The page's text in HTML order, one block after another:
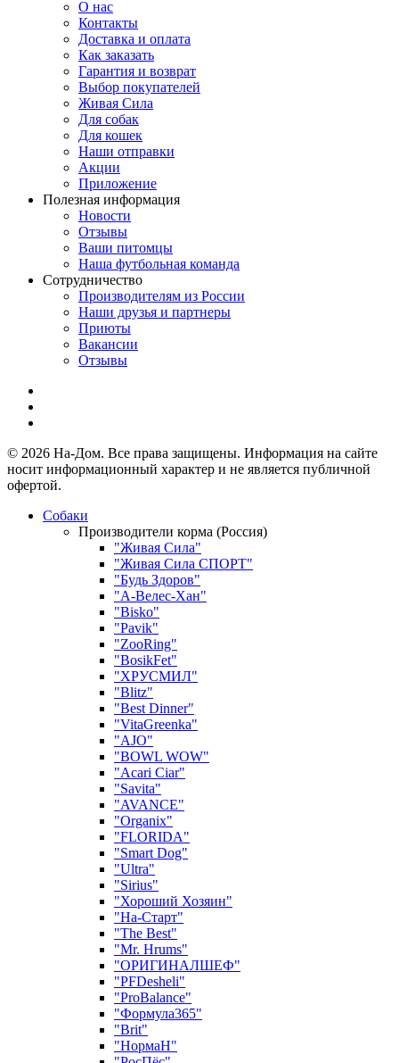
О нас
Контакты
Доставка и оплата
Как заказать
Гарантия и возврат
Выбор покупателей
Живая Сила
Для собак
Для кошек
Наши отправки
Акции
Приложение
Полезная информация
Новости
Отзывы
Ваши питомцы
Наша футбольная команда
Сотрудничество
Производителям из России
Наши друзья и партнеры
Приюты
Вакансии
Отзывы
© 2026 На-Дом. Все права защищены. Информация на сайте
носит информационный характер и не является публичной
офертой.
Собаки
Производители корма (Россия)
"Живая Сила"
"Живая Сила СПОРТ"
"Будь Здоров"
"А-Велес-Хан"
"Bisko"
"Pavik"
"ZooRing"
"BosikFet"
"ХРУСМИЛ"
"Blitz"
"Best Dinner"
"VitaGreenka"
"AJO"
"BOWL WOW"
"Acari Ciar"
"Savita"
"AVANCE"
"Organix"
"FLORIDA"
"Smart Dog"
"Ultra"
"Sirius"
"Хороший Хозяин"
"На-Старт"
"The Best"
"Mr. Hrums"
"ОРИГИНАЛШЕФ"
"PFDesheli"
"ProBalance"
"Формула365"
"Brit"
"НормаН"